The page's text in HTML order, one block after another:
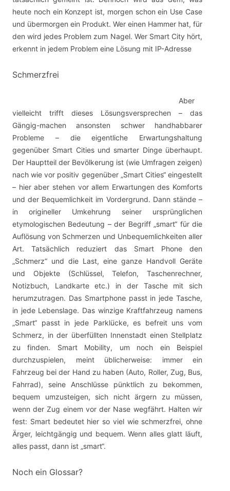
heute noch ein Konzept ist, morgen schon ein Use Case
und übermorgen ein Produkt. Wer einen Hammer hat, für
den wird jedes Problem zum Nagel. Wer Smart City hört,
erkennt in jedem Problem eine Lösung mit IP-Adresse
Schmerzfrei
Aber
vielleicht trifft dieses Lösungsversprechen – das
Gängig-machen ansonsten schwer handhabbarer
Probleme – die eigentliche Erwartungshaltung
gegenüber Smart Cities und smarter Dinge überhaupt.
Der Hauptteil der Bevölkerung ist (wie Umfragen zeigen)
nach wie vor positiv gegenüber „Smart Cities“ eingestellt
– hier aber stehen vor allem Erwartungen des Komforts
und der Bequemlichkeit im Vordergrund. Dann stände –
in origineller Umkehrung seiner ursprünglichen
etymologischen Bedeutung – der Begriff „smart“ für die
Auflösung von Schmerzen und Unbequemlichkeiten aller
Art. Tatsächlich reduziert das Smart Phone den
„Schmerz“ und die Last, eine ganze Handvoll Geräte
und Objekte (Schlüssel, Telefon, Taschenrechner,
Notizbuch, Landkarte etc.) in der Tasche mit sich
herumzutragen. Das Smartphone passt in jede Tasche,
in jede Lebenslage. Das winzige Kraftfahrzeug namens
„Smart“ passt in jede Parklücke, es befreit uns vom
Schmerz, in der überfüllten Innenstadt einen Stellplatz
zu finden. Smart Mobility, um noch ein Beispiel
durchzuspielen, meint üblicherweise: immer ein
Fahrzeug bei der Hand zu haben (Auto, Roller, Zug, Bus,
Fahrrad), seine Anschlüsse pünktlich zu bekommen,
bequem umzusteigen, sich nicht ärgern zu müssen,
wenn der Zug einem vor der Nase wegfährt. Halten wir
fest: Smart bedeutet hier so viel wie schmerzfrei, ohne
Ärger, leichtgängig und bequem. Wenn alles glatt läuft,
alles passt, dann ist „smart“.
Noch ein Glossar?